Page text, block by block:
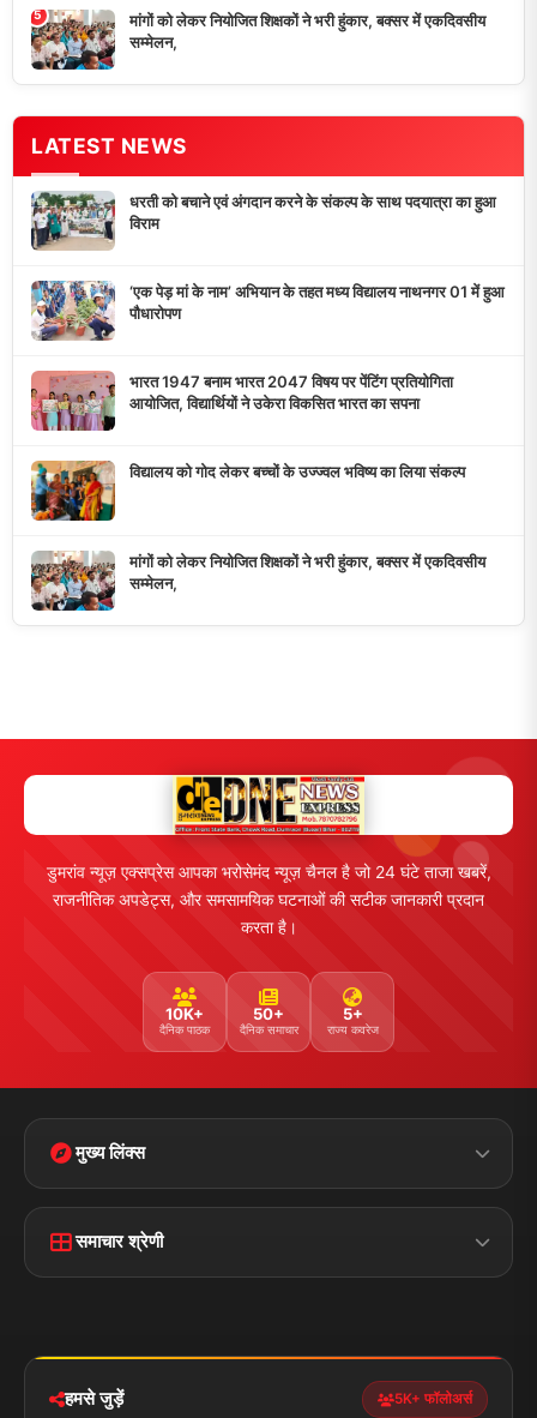
5
मांगों को लेकर नियोजित शिक्षकों ने भरी हुंकार, बक्सर में एकदिवसीय
सम्मेलन,
LATEST NEWS
धरती को बचाने एवं अंगदान करने के संकल्प के साथ पदयात्रा का हुआ
विराम
‘एक पेड़ मां के नाम’ अभियान के तहत मध्य विद्यालय नाथनगर 01 में हुआ
पौधारोपण
भारत 1947 बनाम भारत 2047 विषय पर पेंटिंग प्रतियोगिता
आयोजित, विद्यार्थियों ने उकेरा विकसित भारत का सपना
विद्यालय को गोद लेकर बच्चों के उज्ज्वल भविष्य का लिया संकल्प
मांगों को लेकर नियोजित शिक्षकों ने भरी हुंकार, बक्सर में एकदिवसीय
सम्मेलन,
डुमरांव न्यूज़ एक्सप्रेस आपका भरोसेमंद न्यूज़ चैनल है जो 24 घंटे ताजा खबरें,
राजनीतिक अपडेट्स, और समसामयिक घटनाओं की सटीक जानकारी प्रदान
करता है।
10K+
दैनिक पाठक
50+
दैनिक समाचार
5+
राज्य कवरेज
मुख्य लिंक्स
लाइव टीवी ब्रेकिंग न्यूज़
समाचार श्रेणी
हमसे जुड़ें 5K+ फॉलोअर्स